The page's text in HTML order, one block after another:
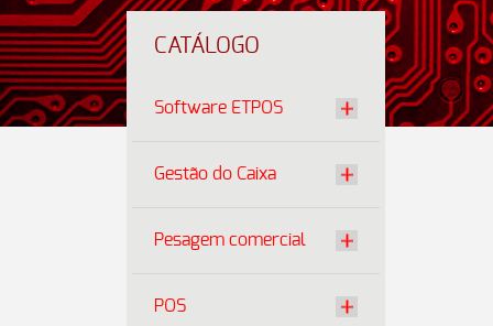
CATÁLOGO
Software ETPOS
Gestão do Caixa
Pesagem comercial
POS